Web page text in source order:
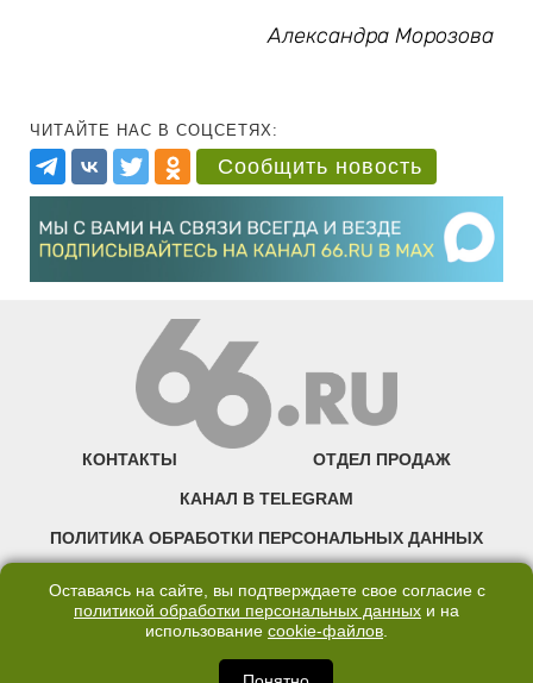
Александра Морозова
ЧИТАЙТЕ НАС В СОЦСЕТЯХ:
Сообщить новость
КОНТАКТЫ ОТДЕЛ ПРОДАЖ
КАНАЛ В TELEGRAM
ПОЛИТИКА ОБРАБОТКИ ПЕРСОНАЛЬНЫХ ДАННЫХ
©2007—2025 66.RU. Воспроизведение, сообщение, доведение до всеобщего
правообладателя запрещено. Сетевое издание «Современный портал
Оставаясь на сайте, вы подтверждаете свое согласие с
политикой обработки персональных данных и на
использование cookie-файлов.